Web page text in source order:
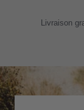
Livraison